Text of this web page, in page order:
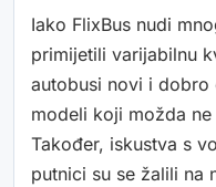
Iako FlixBus nudi
primijetili varijabilnu
autobusi novi i
modeli koji možda
Također, iskustva s
putnici su se žalili na